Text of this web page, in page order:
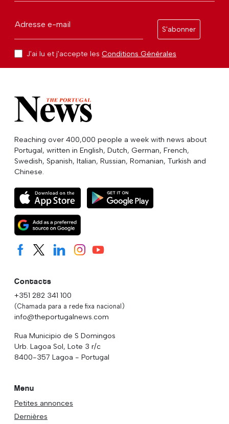
Adresse e-mail
S'abonner
J'ai lu et j'accepte les Conditions Générales
Reaching over 400,000 people a week with news about
Portugal, written in English, Dutch, German, French,
Swedish, Spanish, Italian, Russian, Romanian, Turkish and
Chinese.
Contacts
+351 282 341 100
(Chamada para a rede fixa nacional)
info@theportugalnews.com
Rua Municipio de S Domingos
Urb. Lagoa Sol, Lote 3 r/c
8400-357 Lagoa - Portugal
Menu
Petites annonces
Dernières